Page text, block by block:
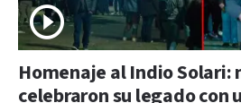
Homenaje al Indio Solari:
celebraron su legado con